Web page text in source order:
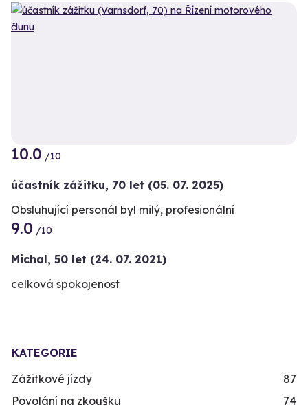
10.0 /10
účastník zážitku, 70 let (05. 07. 2025)
Obsluhující personál byl milý, profesionální
9.0 /10
Michal, 50 let (24. 07. 2021)
celková spokojenost
KATEGORIE
Zážitkové jízdy
87
Povolání na zkoušku
74